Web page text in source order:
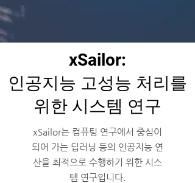
xSailor:
인공지능 고성능 처리를
위한 시스템 연구
xSailor는 컴퓨팅 연구에서 중심이
되어 가는 딥러닝 등의 인공지능 연
산을 최적으로 수행하기 위한 시스
템 연구입니다.